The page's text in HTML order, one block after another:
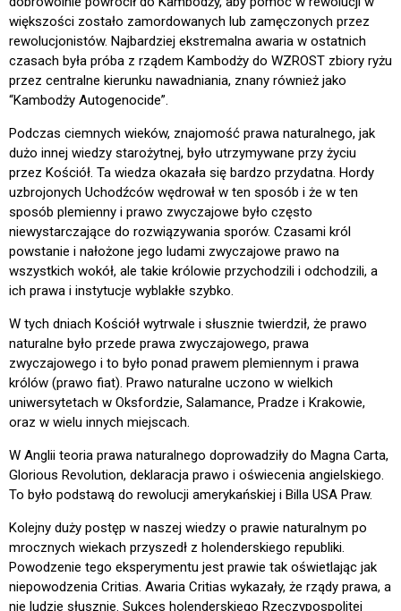
większości zostało zamordowanych lub zamęczonych przez
rewolucjonistów. Najbardziej ekstremalna awaria w ostatnich
czasach była próba z rządem Kambodży do WZROST zbiory ryżu
przez centralne kierunku nawadniania, znany również jako
“Kambodży Autogenocide”.
Podczas ciemnych wieków, znajomość prawa naturalnego, jak
dużo innej wiedzy starożytnej, było utrzymywane przy życiu
przez Kościół. Ta wiedza okazała się bardzo przydatna. Hordy
uzbrojonych Uchodźców wędrował w ten sposób i że w ten
sposób plemienny i prawo zwyczajowe było często
niewystarczające do rozwiązywania sporów. Czasami król
powstanie i nałożone jego ludami zwyczajowe prawo na
wszystkich wokół, ale takie królowie przychodzili i odchodzili, a
ich prawa i instytucje wyblakłe szybko.
W tych dniach Kościół wytrwale i słusznie twierdził, że prawo
naturalne było przede prawa zwyczajowego, prawa
zwyczajowego i to było ponad prawem plemiennym i prawa
królów (prawo fiat). Prawo naturalne uczono w wielkich
uniwersytetach w Oksfordzie, Salamance, Pradze i Krakowie,
oraz w wielu innych miejscach.
W Anglii teoria prawa naturalnego doprowadziły do Magna Carta,
Glorious Revolution, deklaracja prawo i oświecenia angielskiego.
To było podstawą do rewolucji amerykańskiej i Billa USA Praw.
Kolejny duży postęp w naszej wiedzy o prawie naturalnym po
mrocznych wiekach przyszedł z holenderskiego republiki.
Powodzenie tego eksperymentu jest prawie tak oświetlając jak
niepowodzenia Critias. Awaria Critias wykazały, że rządy prawa, a
nie ludzie słusznie. Sukces holenderskiego Rzeczypospolitej